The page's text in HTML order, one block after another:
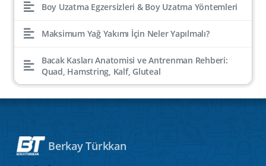
Boy Uzatma Egzersizleri & Boy Uzatma Yöntemleri
Maksimum Yağ Yakımı İçin Neler Yapılmalı?
Bacak Kasları Anatomisi ve Antrenman Rehberi:
Quad, Hamstring, Kalf, Gluteal
Berkay Türkkan